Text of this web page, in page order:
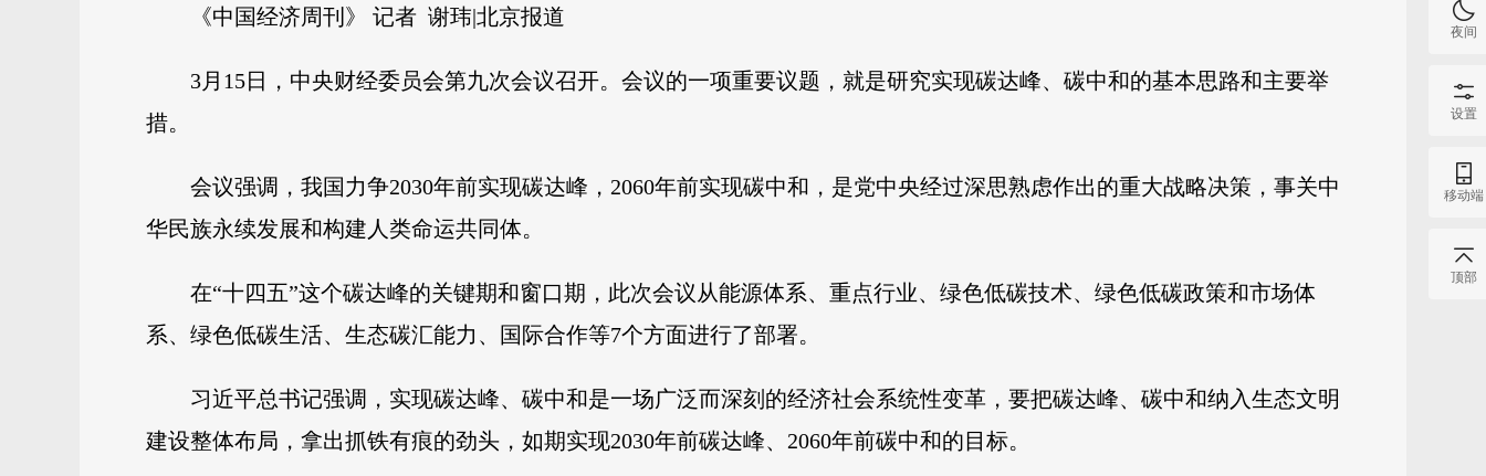
《中国经济周刊》 记者 谢玮|北京报道
3月15日，中央财经委员会第九次会议召开。会议的一项重要议题，就是研究实现碳达峰、碳中和的基本思路和主要举
措。
会议强调，我国力争2030年前实现碳达峰，2060年前实现碳中和，是党中央经过深思熟虑作出的重大战略决策，事关中
华民族永续发展和构建人类命运共同体。
在“十四五”这个碳达峰的关键期和窗口期，此次会议从能源体系、重点行业、绿色低碳技术、绿色低碳政策和市场体
系、绿色低碳生活、生态碳汇能力、国际合作等7个方面进行了部署。
习近平总书记强调，实现碳达峰、碳中和是一场广泛而深刻的经济社会系统性变革，要把碳达峰、碳中和纳入生态文明
建设整体布局，拿出抓铁有痕的劲头，如期实现2030年前碳达峰、2060年前碳中和的目标。
夜间
设置
移动端
顶部